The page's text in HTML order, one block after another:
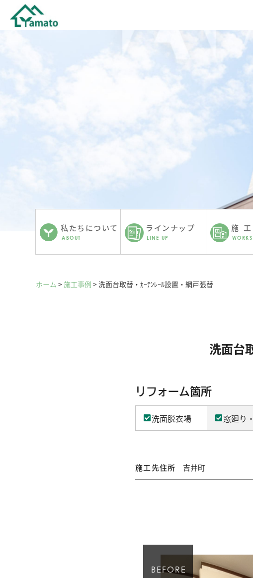
私たちについて
ABOUT
ラインナップ
LINE UP
施
WORKS
ホーム > 施工事例 > 洗面台取替・ｶｰﾃﾝﾚｰﾙ設置・網戸張替
洗面台
リフォーム箇所
洗面脱衣場 窓廻り
施工先住所 吉井町